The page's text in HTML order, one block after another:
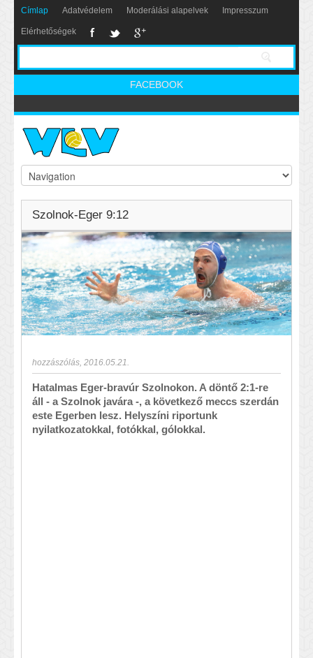
Címlap Adatvédelem Moderálási alapelvek Impresszum
Elérhetőségek
FACEBOOK
Szolnok-Eger 9:12
hozzászólás 2016.05.21.
Hatalmas Eger-bravúr Szolnokon. A döntő 2:1-re
áll - a Szolnok javára -, a következő meccs szerdán
este Egerben lesz. Helyszíni riportunk
nyilatkozatokkal, fotókkal, gólokkal.